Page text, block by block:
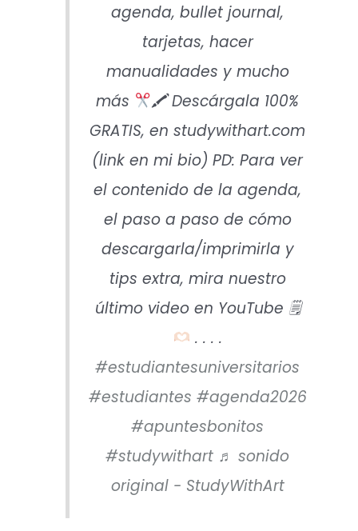
agenda, bullet journal,
tarjetas, hacer
manualidades y mucho
más
🖍 Descárgala 100%
GRATIS, en studywithart.com
(link en mi bio) PD: Para ver
el contenido de la agenda,
el paso a paso de cómo
descargarla/imprimirla y
tips extra, mira nuestro
último video en YouTube 🗒
. . . .
#estudiantesuniversitarios
#estudiantes #agenda2026
#apuntesbonitos
#studywithart ♬ sonido
original - StudyWithArt